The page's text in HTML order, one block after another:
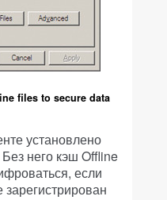
files to secure data
установлено
него кэш Offline
если